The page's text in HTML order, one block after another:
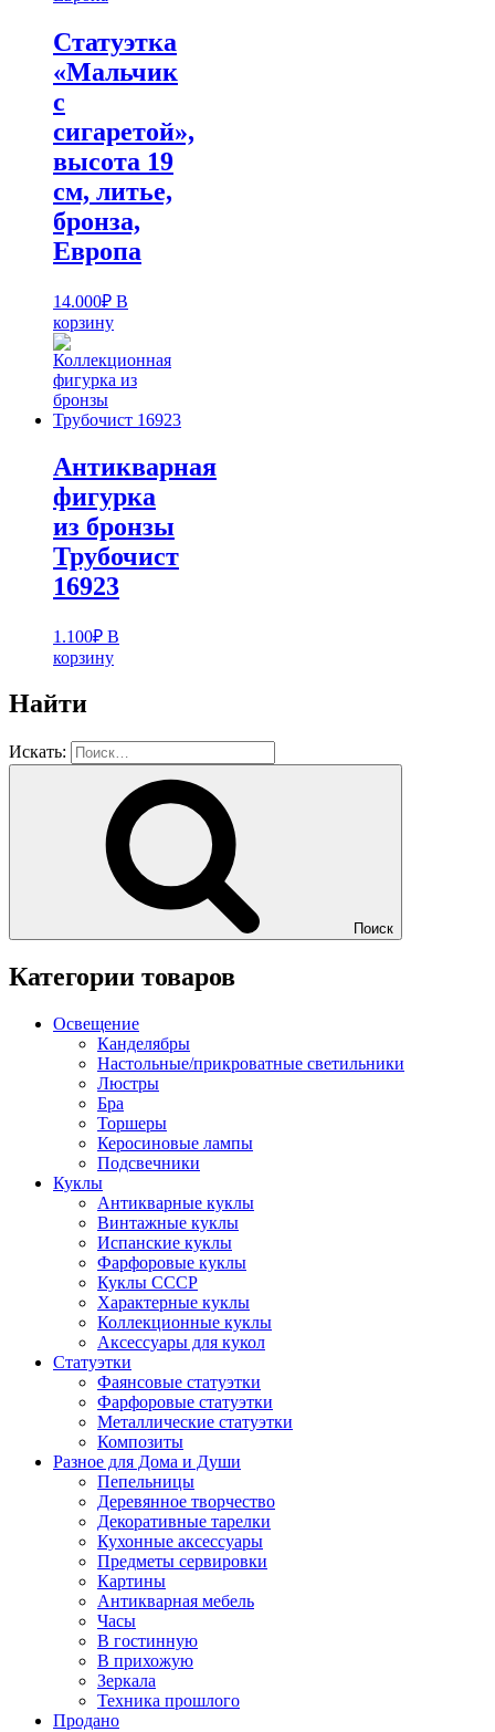
Статуэтка
«Мальчик
с
сигаретой»,
высота 19
см, литье,
бронза,
Европа
14.000₽ В
корзину
Антикварная
фигурка
из бронзы
Трубочист
16923
1.100₽ В
корзину
Найти
Искать:
Поиск
Категории товаров
Освещение
Канделябры
Настольные/прикроватные светильники
Люстры
Бра
Торшеры
Керосиновые лампы
Подсвечники
Куклы
Антикварные куклы
Винтажные куклы
Испанские куклы
Фарфоровые куклы
Куклы СССР
Характерные куклы
Коллекционные куклы
Аксессуары для кукол
Статуэтки
Фаянсовые статуэтки
Фарфоровые статуэтки
Металлические статуэтки
Композиты
Разное для Дома и Души
Пепельницы
Деревянное творчество
Декоративные тарелки
Кухонные аксессуары
Предметы сервировки
Картины
Антикварная мебель
Часы
В гостинную
В прихожую
Зеркала
Техника прошлого
Продано